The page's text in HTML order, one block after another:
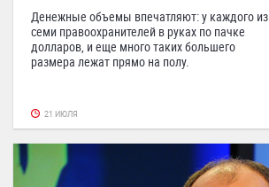
Денежные объемы впечатляют: у каждого из
семи правоохранителей в руках по пачке
долларов, и еще много таких большего
размера лежат прямо на полу.
21 ИЮЛЯ